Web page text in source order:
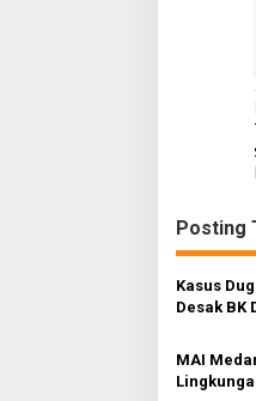
Posting
Kasus
Desak BK
MAI